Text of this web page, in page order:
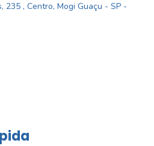
235 , Centro, Mogi Guaçu - SP -